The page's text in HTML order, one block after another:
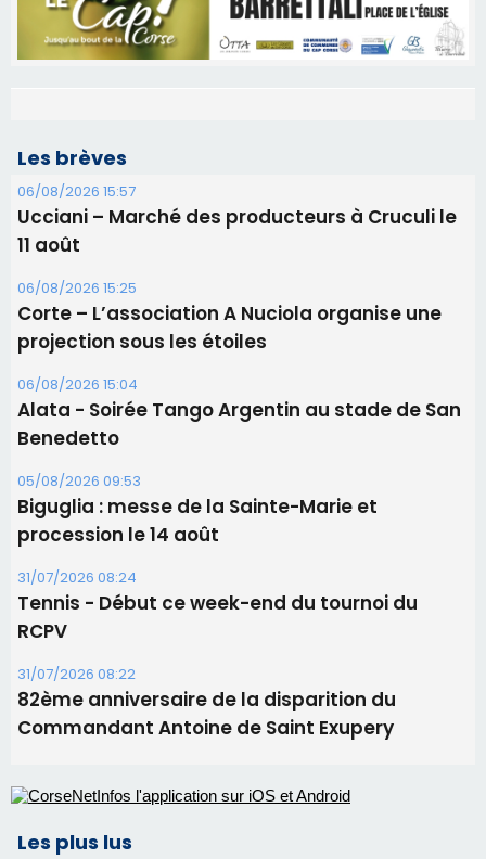
Les brèves
06/08/2026 15:57
Ucciani – Marché des producteurs à Cruculi le
11 août
06/08/2026 15:25
Corte – L’association A Nuciola organise une
projection sous les étoiles
06/08/2026 15:04
Alata - Soirée Tango Argentin au stade de San
Benedetto
05/08/2026 09:53
Biguglia : messe de la Sainte-Marie et
procession le 14 août
Tennis - Début ce week-end du tournoi du
RCPV